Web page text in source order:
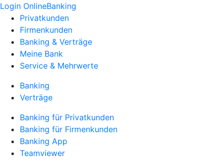
Login OnlineBanking
Privatkunden
Firmenkunden
Banking & Verträge
Meine Bank
Service & Mehrwerte
Banking
Verträge
Banking für Privatkunden
Banking für Firmenkunden
Banking App
Teamviewer